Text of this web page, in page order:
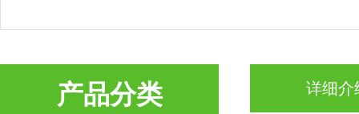
详细介
产品分类